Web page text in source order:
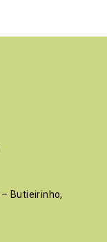
Butieirinho,